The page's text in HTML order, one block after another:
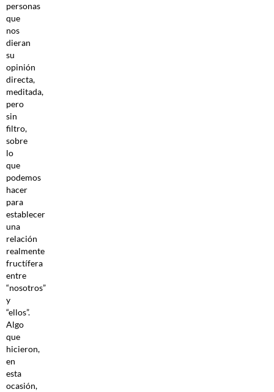
personas
que
nos
dieran
su
opinión
directa,
meditada,
pero
sin
filtro,
sobre
lo
que
podemos
hacer
para
establecer
una
relación
realmente
fructífera
entre
“nosotros”
y
“ellos”.
Algo
que
hicieron,
en
esta
ocasión,